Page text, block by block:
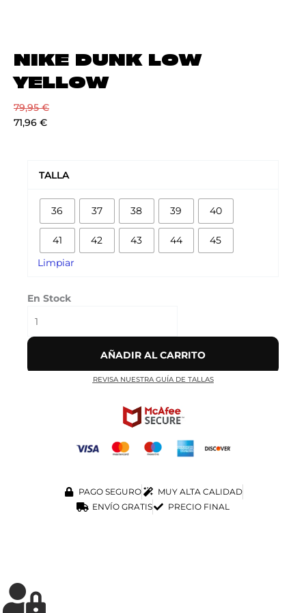
NIKE DUNK LOW
YELLOW
79,95€
71,96 €
TALLA
36 37 38 39 40
41 42 43 44 45
Limpiar
En Stock
YELLOW
cantidad
AÑADIR AL CARRITO
REVISA NUESTRA GUÍA DE TALLAS
PAGO SEGURO
MUY ALTA CALIDAD
ENVÍO GRATIS
PRECIO FINAL